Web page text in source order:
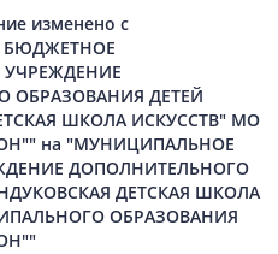
изменено с
УЧРЕЖДЕНИЕ
ОБРАЗОВАНИЯ ДЕТЕЙ
ШКОЛА ИСКУССТВ" МО
на "МУНИЦИПАЛЬНОЕ
ДОПОЛНИТЕЛЬНОГО
ДЕТСКАЯ ШКОЛА
ОБРАЗОВАНИЯ